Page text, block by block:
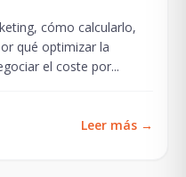
cómo calcularlo,
qué optimizar la
el coste por...
Leer más →